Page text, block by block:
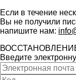
Если в течение
Вы не получили
напишите нам:
Введите